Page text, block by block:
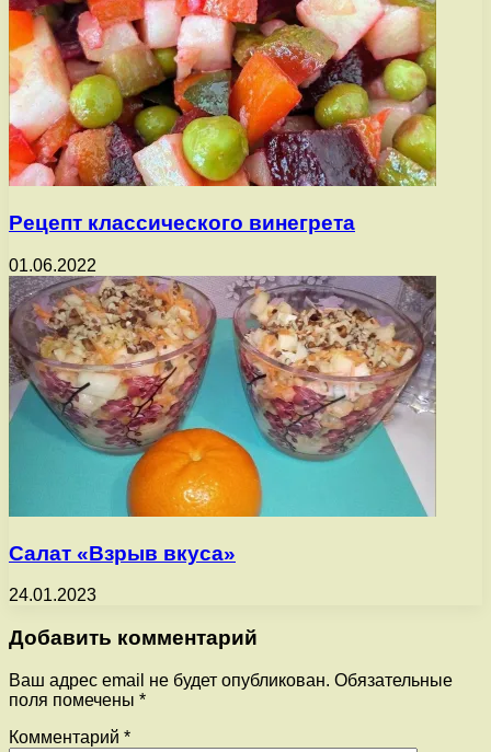
Рецепт классического винегрета
01.06.2022
Салат «Взрыв вкуса»
24.01.2023
Добавить комментарий
Ваш адрес email не будет опубликован. Обязательные
поля помечены *
Комментарий *